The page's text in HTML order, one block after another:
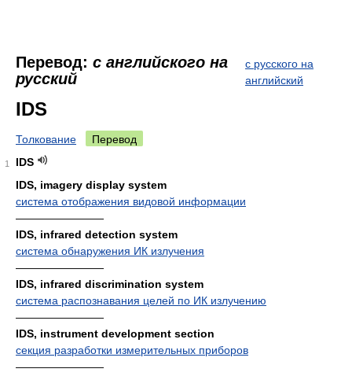
Перевод: с английского на
русский
с русского на
английский
IDS
Толкование Перевод
1
IDS
IDS, imagery display system
система отображения видовой информации
————————
IDS, infrared detection system
система обнаружения ИК излучения
————————
IDS, infrared discrimination system
система распознавания целей по ИК излучению
————————
IDS, instrument development section
секция разработки измерительных приборов
————————